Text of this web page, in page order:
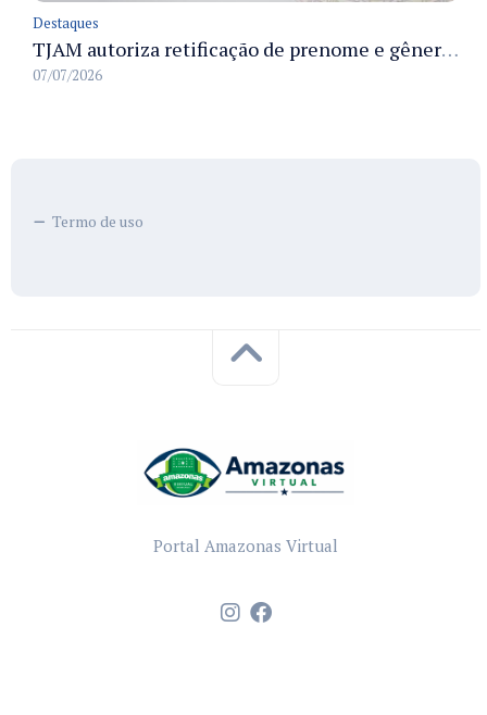
Destaques
TJAM autoriza retificação de prenome e gênero em registros civis na Comarca de Benjamin Constant
07/07/2026
Termo de uso
Portal Amazonas Virtual